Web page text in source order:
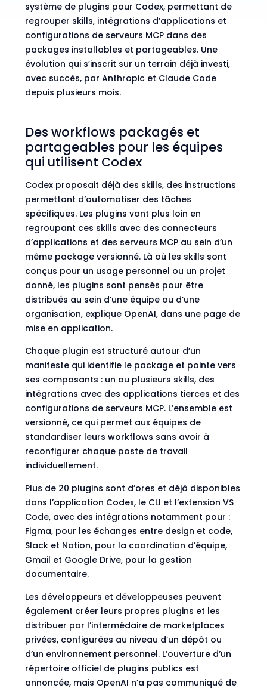
système de plugins pour Codex, permettant de
regrouper skills, intégrations d’applications et
configurations de serveurs MCP dans des
packages installables et partageables. Une
évolution qui s’inscrit sur un terrain déjà investi,
avec succès, par Anthropic et Claude Code
depuis plusieurs mois.
Des workflows packagés et
partageables pour les équipes
qui utilisent Codex
Codex proposait déjà des skills, des instructions
permettant d’automatiser des tâches
spécifiques. Les plugins vont plus loin en
regroupant ces skills avec des connecteurs
d’applications et des serveurs MCP au sein d’un
même package versionné. Là où les skills sont
conçus pour un usage personnel ou un projet
donné, les plugins sont pensés pour être
distribués au sein d’une équipe ou d’une
organisation, explique OpenAI, dans une page de
mise en application.
Chaque plugin est structuré autour d’un
manifeste qui identifie le package et pointe vers
ses composants : un ou plusieurs skills, des
intégrations avec des applications tierces et des
configurations de serveurs MCP. L’ensemble est
versionné, ce qui permet aux équipes de
standardiser leurs workflows sans avoir à
reconfigurer chaque poste de travail
individuellement.
Plus de 20 plugins sont d’ores et déjà disponibles
dans l’application Codex, le CLI et l’extension VS
Code, avec des intégrations notamment pour :
Figma, pour les échanges entre design et code,
Slack et Notion, pour la coordination d’équipe,
Gmail et Google Drive, pour la gestion
documentaire.
Les développeurs et développeuses peuvent
également créer leurs propres plugins et les
distribuer par l’intermédaire de marketplaces
privées, configurées au niveau d’un dépôt ou
d’un environnement personnel. L’ouverture d’un
répertoire officiel de plugins publics est
annoncée, mais OpenAI n’a pas communiqué de